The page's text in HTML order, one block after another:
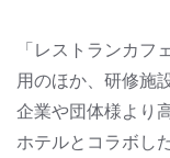
「レストランカ
用のほか、研修施
企業や団体様より
ホテルとコラボし